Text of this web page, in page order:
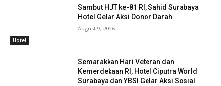
Hotel
Sambut HUT ke-81 RI, Sahid Surabaya
Hotel Gelar Aksi Donor Darah
August 9, 2026
Semarakkan Hari Veteran dan
Kemerdekaan RI, Hotel Ciputra World
Surabaya dan YBSI Gelar Aksi Sosial